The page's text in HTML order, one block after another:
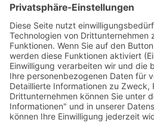
Kontakt
Legal
Rufen Sie un an
B2B-Partner
Legal
Impressum
Datenschutzerklärung